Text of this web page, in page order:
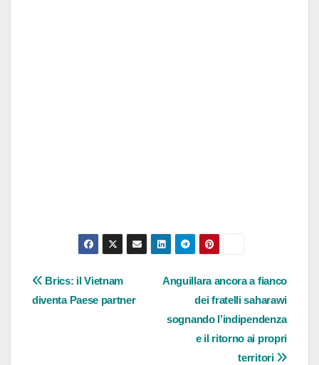
Navigazione
articoli
Anguillara ancora a fianco
dei fratelli saharawi
sognando l’indipendenza
e il ritorno ai propri
territori
Brics: il Vietnam
diventa Paese partner